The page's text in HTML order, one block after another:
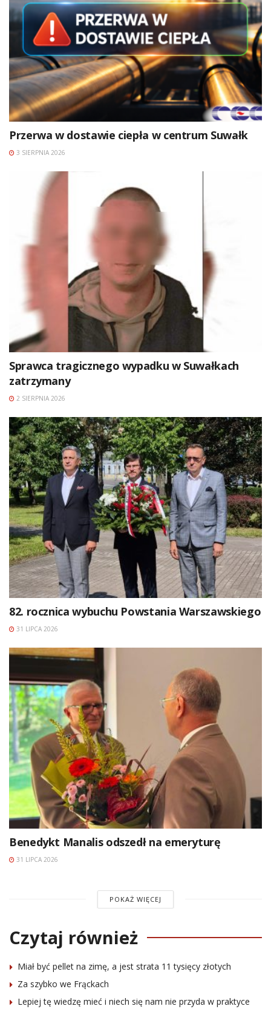
Przerwa w dostawie ciepła w centrum Suwałk
3 SIERPNIA 2026
Sprawca tragicznego wypadku w Suwałkach
zatrzymany
2 SIERPNIA 2026
82. rocznica wybuchu Powstania Warszawskiego
31 LIPCA 2026
Benedykt Manalis odszedł na emeryturę
31 LIPCA 2026
POKAŻ WIĘCEJ
Czytaj również
Miał być pellet na zimę, a jest strata 11 tysięcy złotych
Za szybko we Frąckach
Lepiej tę wiedzę mieć i niech się nam nie przyda w praktyce